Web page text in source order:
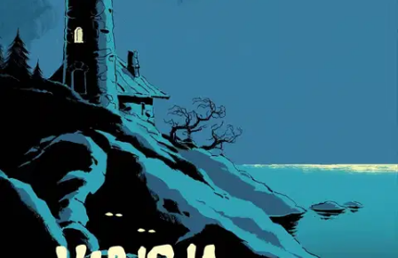
Tuotekuvaus
Saaristoon sijoittuvan vetävän sarjan avaus! Serkukset ratkaisevat
arvoitusta Viisikkojen hengessä. Mitä syntyy, kun neljä serkusta ja
kissa lähetetään lomalle pieneen Uikkusaareen boheemin tädin
hoteisiin? Seikkailu tietenkin! Julia ja hänen pikkusiskonsa Pörri
eivät ole vuosikausiin nähneet serkkuaan Joria, eivät liioin Ranskan-
serkkuaan Alexia, joka yllättää kaikki erinomaisilla
kokkaustaidoillaan.
Serkuslauma hitsautuu lopullisesti yhteen, kun
Frida-täti joutuu matkustamaan saaresta pariksi päiväksi mantereelle.
Alkaa tapahtua outoja: aivan kuin tädin pihapiirissä vilahtelisi yöllä
kummallisia hahmoja. Ei kai saaressa kummittele? Vai piileskeleekö
metsässä joku?